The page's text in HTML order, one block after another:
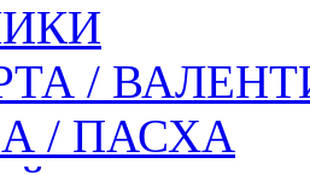
/
/ ПАСХА